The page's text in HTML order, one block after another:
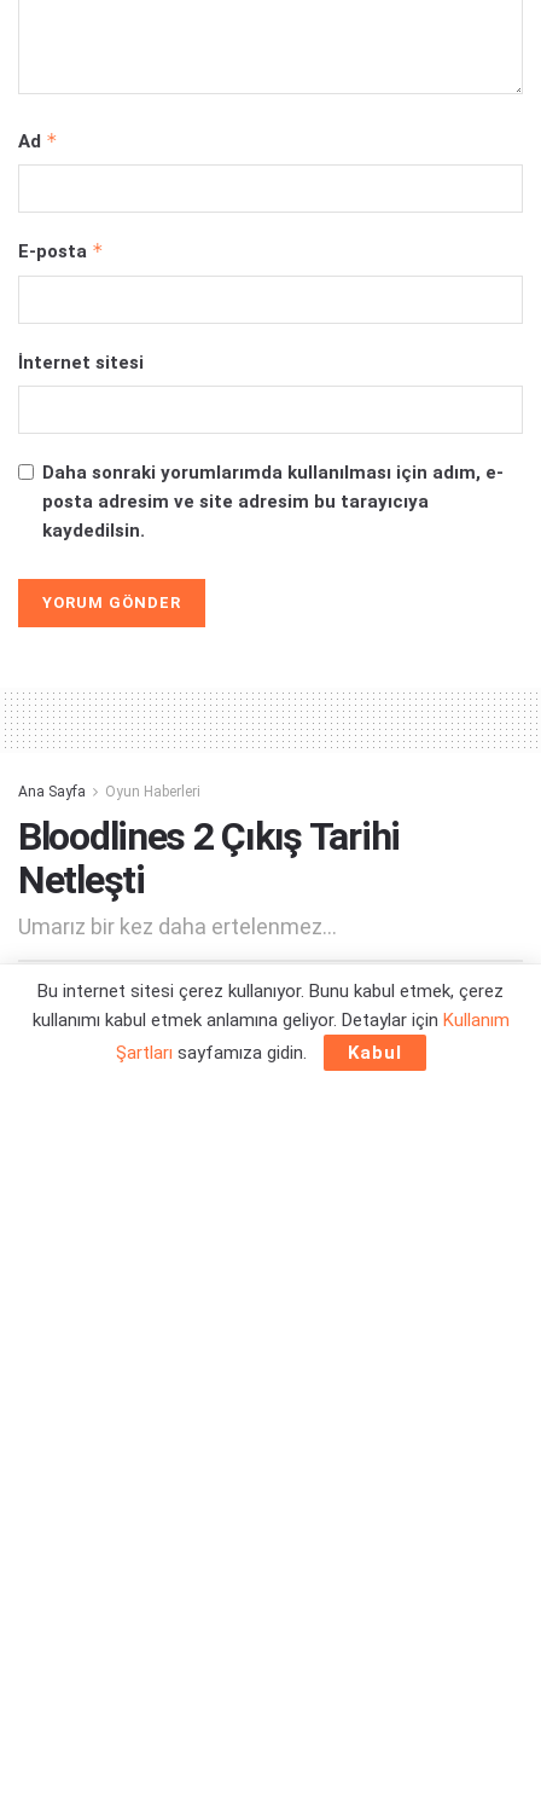
Ad *
E-posta *
İnternet sitesi
Daha sonraki yorumlarımda kullanılması için adım, e-
posta adresim ve site adresim bu tarayıcıya
kaydedilsin.
Ana Sayfa Oyun Haberleri
Bloodlines 2 Çıkış Tarihi
Netleşti
Umarız bir kez daha ertelenmez...
Yazar: Orçun Çavuşoğlu 20/08/2025 15:57
Bu internet sitesi çerez kullanıyor. Bunu kabul etmek, çerez
kullanımı kabul etmek anlamına geliyor. Detaylar için Kullanım
Şartları sayfamıza gidin. Kabul